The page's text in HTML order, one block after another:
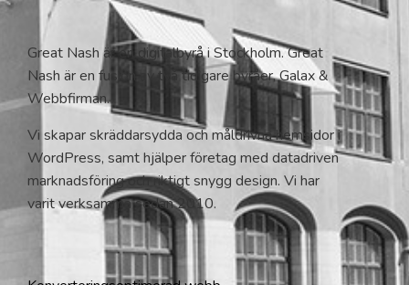
Great Nash är en digitalbyrå i Stockholm. Great
Nash är en fusion av två tidigare byråer, Galax &
Webbfirman.
Vi skapar skräddarsydda och måldrivna hemsidor i
WordPress, samt hjälper företag med datadriven
marknadsföring och riktigt snygg design. Vi har
varit verksamma sedan 2010.